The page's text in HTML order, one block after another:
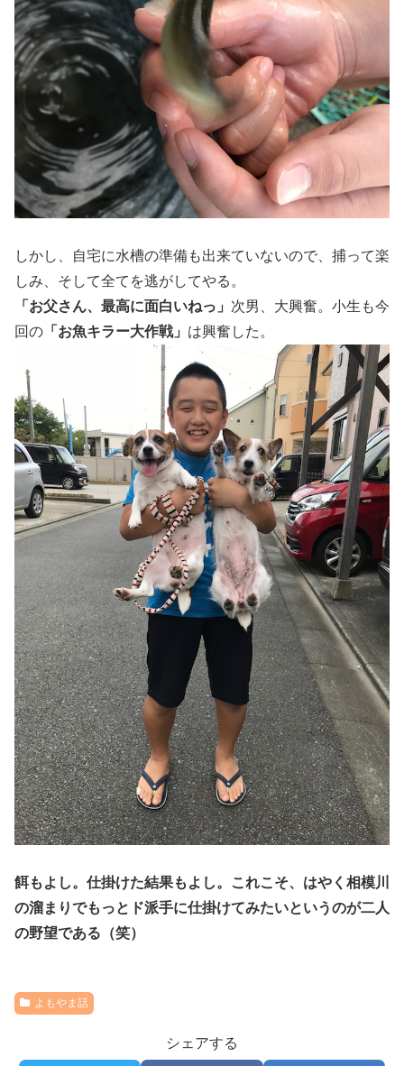
しかし、自宅に水槽の準備も出来ていないので、捕って楽
しみ、そして全てを逃がしてやる。
「お父さん、最高に面白いねっ」 次男、大興奮。小生も今
回の 「お魚キラー大作戦」 は興奮した。
餌もよし。仕掛けた結果もよし。これこそ、はやく相模川
の溜まりでもっとド派手に仕掛けてみたいというのが二人
の野望である（笑）
よもやま話
シェアする